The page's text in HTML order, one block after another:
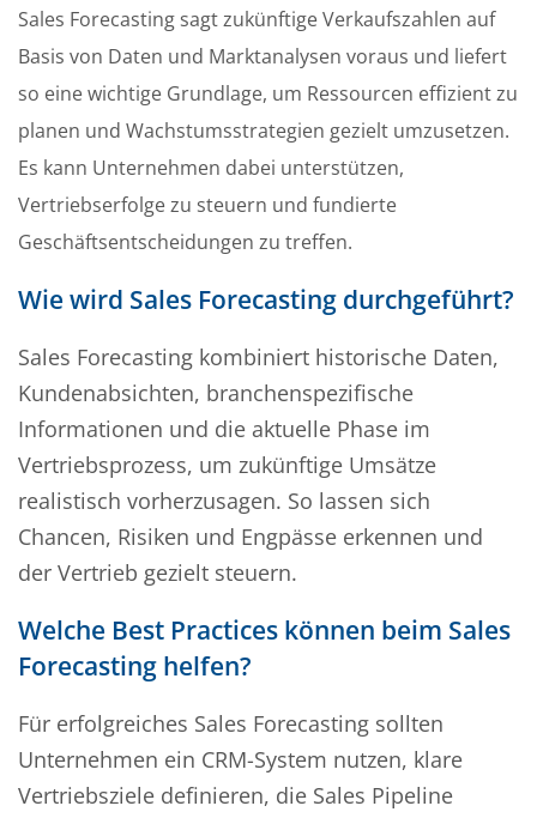
Sales Forecasting sagt zukünftige Verkaufszahlen auf
Basis von Daten und Marktanalysen voraus und liefert
so eine wichtige Grundlage, um Ressourcen effizient zu
planen und Wachstumsstrategien gezielt umzusetzen.
Es kann Unternehmen dabei unterstützen,
Vertriebserfolge zu steuern und fundierte
Geschäftsentscheidungen zu treffen.
Wie wird Sales Forecasting durchgeführt?
Sales Forecasting kombiniert historische Daten,
Kundenabsichten, branchenspezifische
Informationen und die aktuelle Phase im
Vertriebsprozess, um zukünftige Umsätze
realistisch vorherzusagen. So lassen sich
Chancen, Risiken und Engpässe erkennen und
der Vertrieb gezielt steuern.
Welche Best Practices können beim Sales
Forecasting helfen?
Für erfolgreiches Sales Forecasting sollten
Unternehmen ein CRM-System nutzen, klare
Vertriebsziele definieren, die Sales Pipeline